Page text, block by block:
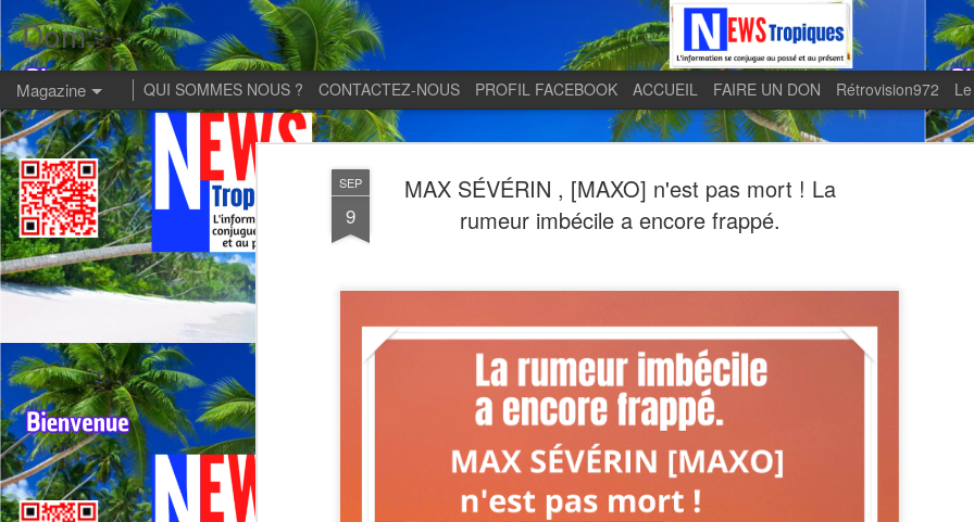
SEP
9
MAX SÉVÉRIN , [MAXO] n'est pas mort ! La
rumeur imbécile a encore frappé.
Dom:
Magazine QUI SOMMES NOUS ? CONTACTEZ-NOUS PROFIL FACEBOOK ACCUEIL FAIRE UN DON Rétrovision972
AUG
5
Quand le
en
télévision